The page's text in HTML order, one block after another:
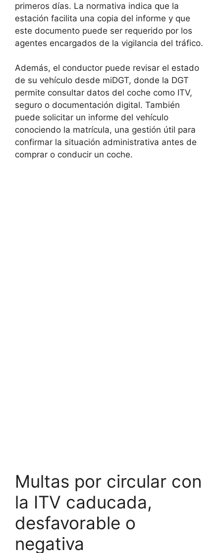
primeros días. La normativa indica que la
estación facilita una copia del informe y que
este documento puede ser requerido por los
agentes encargados de la vigilancia del tráfico.
Además, el conductor puede revisar el estado
de su vehículo desde miDGT, donde la DGT
permite consultar datos del coche como ITV,
seguro o documentación digital. También
puede solicitar un informe del vehículo
conociendo la matrícula, una gestión útil para
confirmar la situación administrativa antes de
comprar o conducir un coche.
Multas por circular con
la ITV caducada,
desfavorable o
negativa